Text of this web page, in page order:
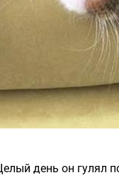
день он гулял